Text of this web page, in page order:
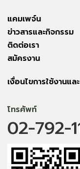
แคมเพจ์น
ข่าวสารและกิจกรรม
ติดต่อเรา
สมัครงาน
เงื่อนไขการใช้งานแ
โทรศัพท์
02-792-